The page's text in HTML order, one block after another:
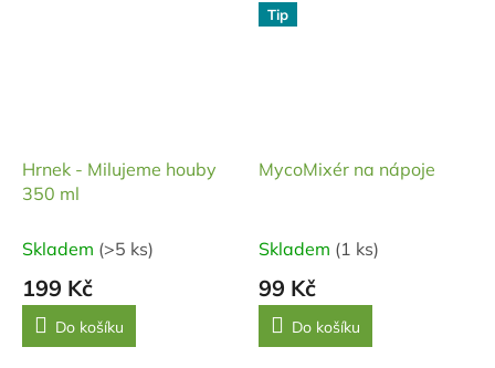
harmonizaci vztahu
Hrnek - Milujeme houby
350 ml
Skladem (>5 ks)
199 Kč
Do košíku
Tip
MycoMixér na nápoje
Skladem (1 ks)
99 Kč
Do košíku